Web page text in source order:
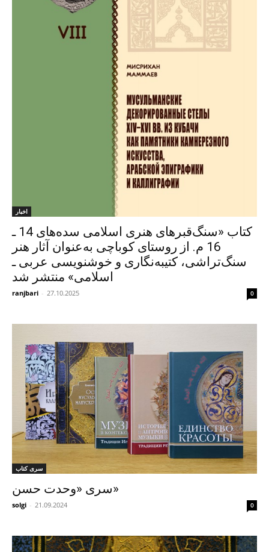
اخبار
کتاب «سنگ‌قبرهای هنری اسلامی سده‌های 14 ـ
16 م. از روستای کوباچی به‌عنوان آثار هنر
سنگ‌تراشی، کتیبه‌نگاری و خوشنویسی عربی ـ
اسلامی» منتشر شد
ranjbari - 27.10.2025 0
سری کتاب
سری «وحدت حسن»
solgi - 21.09.2024 0